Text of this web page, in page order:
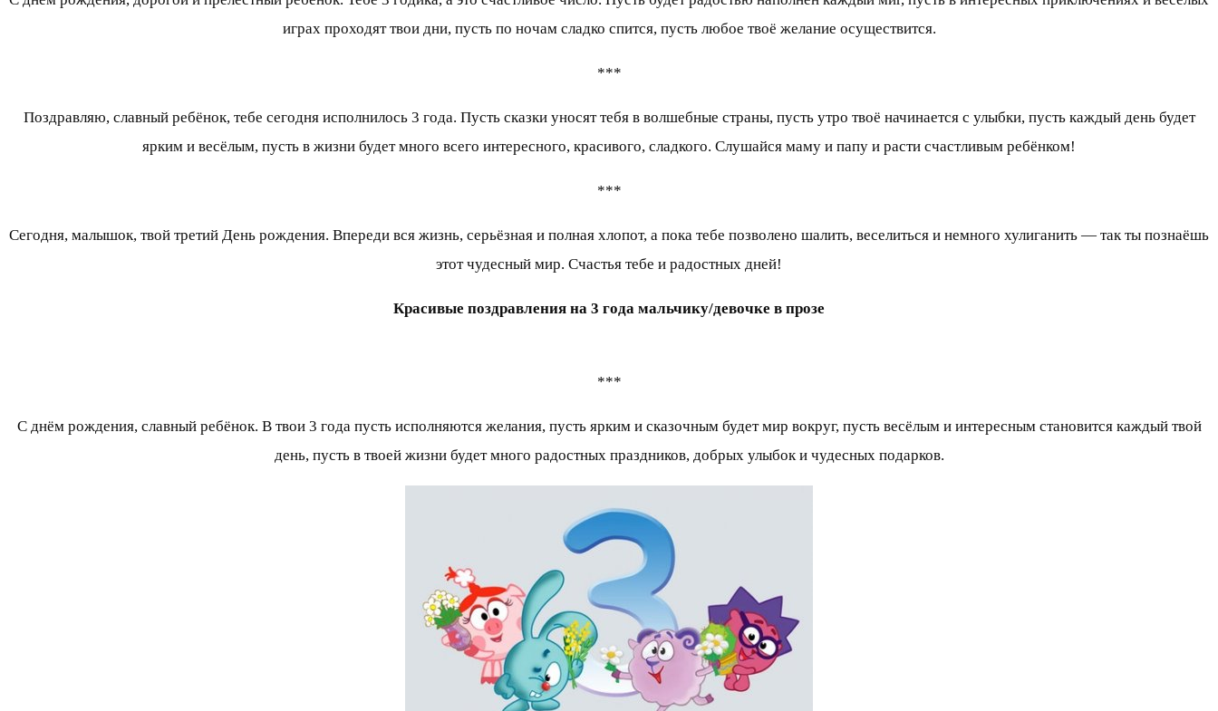
играх проходят твои дни, пусть по ночам сладко спится, пусть любое твоё желание осуществится.
***
Поздравляю, славный ребёнок, тебе сегодня исполнилось 3 года. Пусть сказки уносят тебя в волшебные страны, пусть утро твоё начинается с улыбки, пусть каждый день будет
ярким и весёлым, пусть в жизни будет много всего интересного, красивого, сладкого. Слушайся маму и папу и расти счастливым ребёнком!
***
Сегодня, малышок, твой третий День рождения. Впереди вся жизнь, серьёзная и полная хлопот, а пока тебе позволено шалить, веселиться и немного хулиганить — так ты познаёшь
этот чудесный мир. Счастья тебе и радостных дней!
Красивые поздравления на 3 года мальчику/девочке в прозе
***
С днём рождения, славный ребёнок. В твои 3 года пусть исполняются желания, пусть ярким и сказочным будет мир вокруг, пусть весёлым и интересным становится каждый твой
день, пусть в твоей жизни будет много радостных праздников, добрых улыбок и чудесных подарков.